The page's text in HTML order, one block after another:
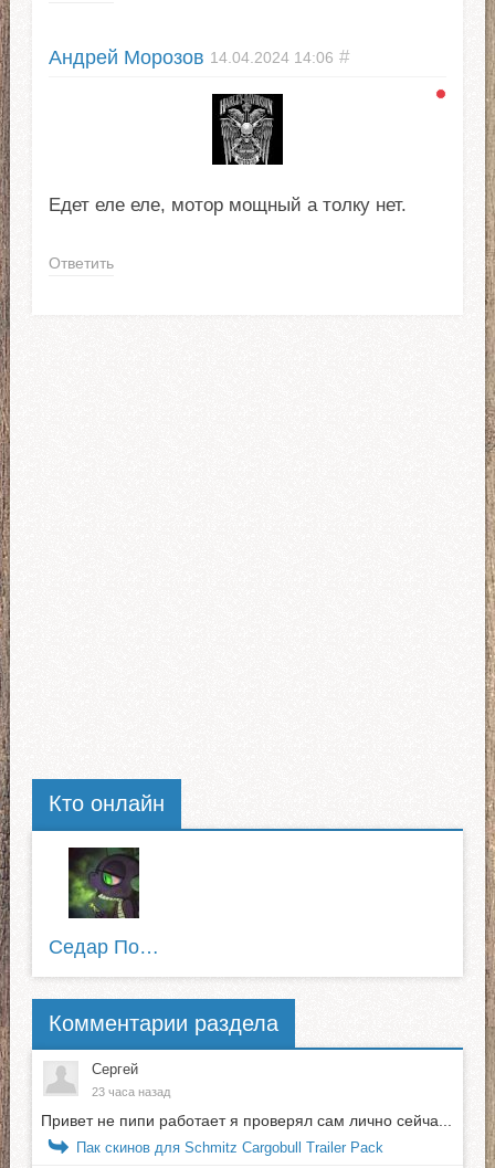
Андрей Морозов 14.04.2024 14:06 #
Едет еле еле, мотор мощный а толку нет.
Ответить
Кто онлайн
Седар Пофигист
Комментарии раздела
Сергей
23 часа назад
Привет не пипи работает я проверял сам лично сейча...
Пак скинов для Schmitz Cargobull Trailer Pack